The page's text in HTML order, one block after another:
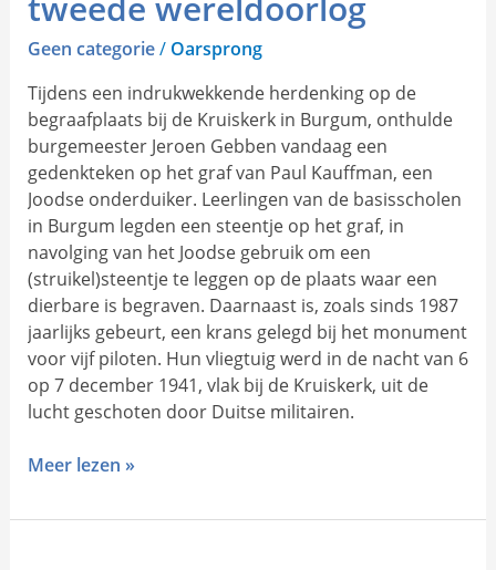
Geen categorie/ Oarsprong
Tijdens een indrukwekkende herdenking op de
begraafplaats bij de Kruiskerk in Burgum, onthulde
burgemeester Jeroen Gebben vandaag een
gedenkteken op het graf van Paul Kauffman, een
Joodse onderduiker. Leerlingen van de basisscholen
in Burgum legden een steentje op het graf, in
navolging van het Joodse gebruik om een
(struikel)steentje te leggen op de plaats waar een
dierbare is begraven. Daarnaast is, zoals sinds 1987
jaarlijks gebeurt, een krans gelegd bij het monument
voor vijf piloten. Hun vliegtuig werd in de nacht van 6
op 7 december 1941, vlak bij de Kruiskerk, uit de
lucht geschoten door Duitse militairen.
tweede
Meer lezen »